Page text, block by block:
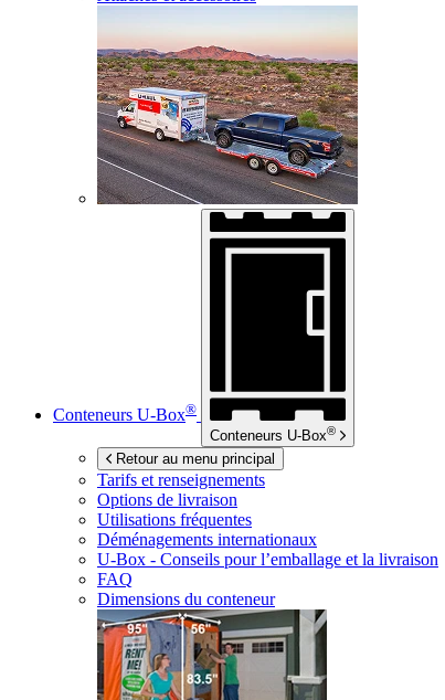
Conteneurs U-Box®
Conteneurs U-Box®
Retour au menu principal
Tarifs et renseignements
Options de livraison
Utilisations fréquentes
Déménagements internationaux
U-Box - Conseils pour l’emballage et la livraison
FAQ
Dimensions du conteneur